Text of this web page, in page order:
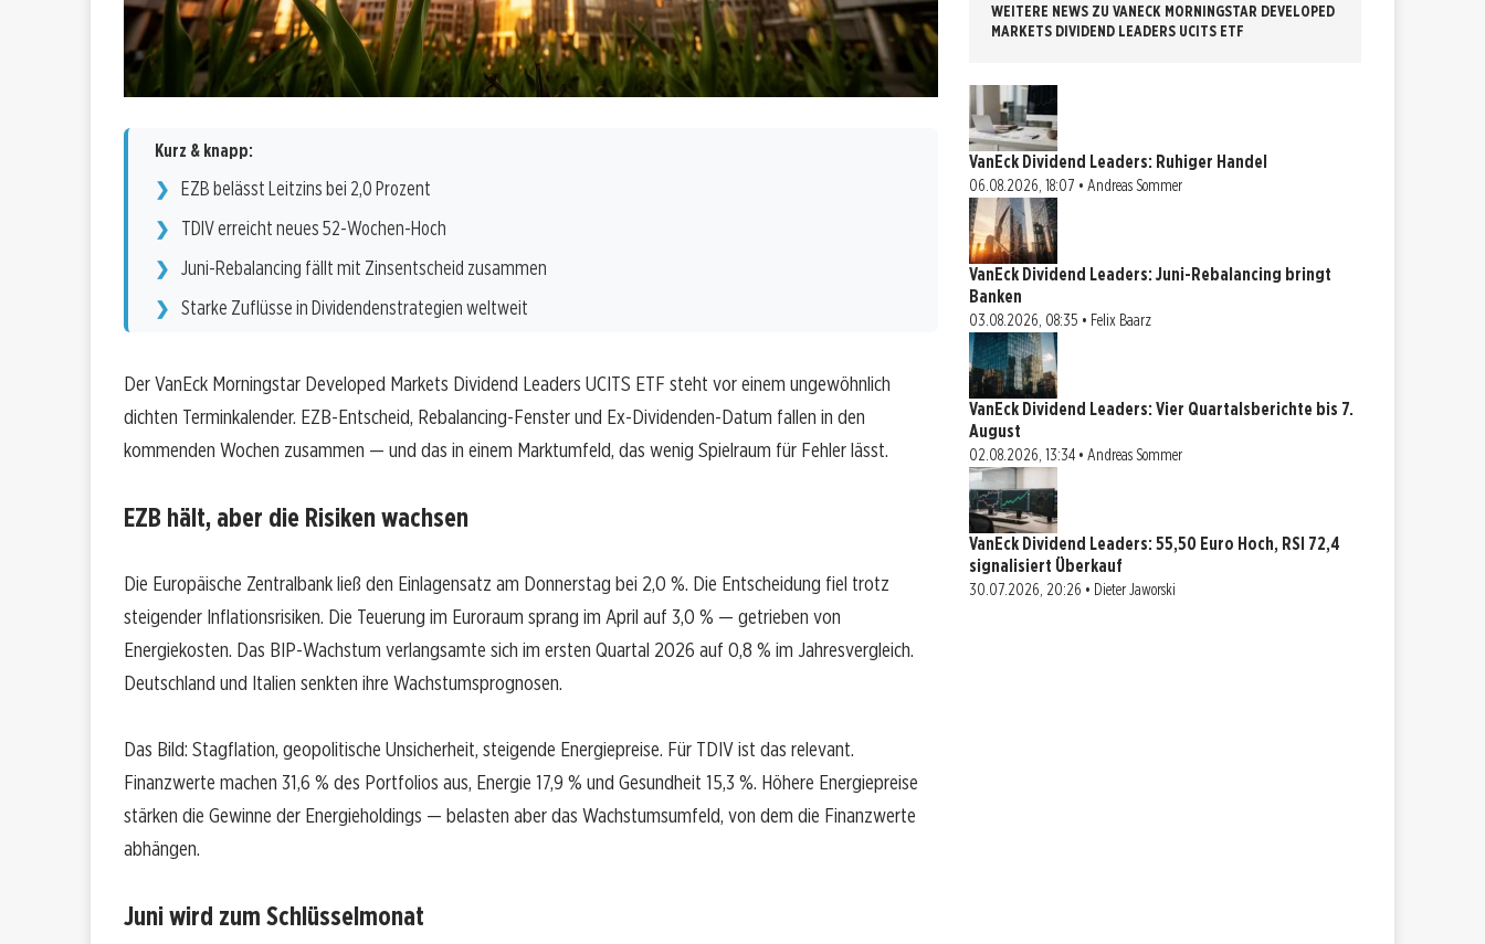
Kurz & knapp:
EZB belässt Leitzins bei 2,0 Prozent
TDIV erreicht neues 52-Wochen-Hoch
Juni-Rebalancing fällt mit Zinsentscheid zusammen
Starke Zuflüsse in Dividendenstrategien weltweit
Der VanEck Morningstar Developed Markets Dividend Leaders UCITS ETF steht vor einem ungewöhnlich
dichten Terminkalender. EZB-Entscheid, Rebalancing-Fenster und Ex-Dividenden-Datum fallen in den
kommenden Wochen zusammen — und das in einem Marktumfeld, das wenig Spielraum für Fehler lässt.
EZB hält, aber die Risiken wachsen
Die Europäische Zentralbank ließ den Einlagensatz am Donnerstag bei 2,0 %. Die Entscheidung fiel trotz
steigender Inflationsrisiken. Die Teuerung im Euroraum sprang im April auf 3,0 % — getrieben von
Energiekosten. Das BIP-Wachstum verlangsamte sich im ersten Quartal 2026 auf 0,8 % im Jahresvergleich.
Deutschland und Italien senkten ihre Wachstumsprognosen.
Das Bild: Stagflation, geopolitische Unsicherheit, steigende Energiepreise. Für TDIV ist das relevant.
Finanzwerte machen 31,6 % des Portfolios aus, Energie 17,9 % und Gesundheit 15,3 %. Höhere Energiepreise
stärken die Gewinne der Energieholdings — belasten aber das Wachstumsumfeld, von dem die Finanzwerte
abhängen.
Juni wird zum Schlüsselmonat
WEITERE NEWS ZU VANECK MORNINGSTAR DEVELOPED
MARKETS DIVIDEND LEADERS UCITS ETF
VanEck Dividend Leaders: Ruhiger Handel
06.08.2026, 18:07 • Andreas Sommer
VanEck Dividend Leaders: Juni-Rebalancing bringt
Banken
03.08.2026, 08:35 • Felix Baarz
VanEck Dividend Leaders: Vier Quartalsberichte bis 7.
August
02.08.2026, 13:34 • Andreas Sommer
VanEck Dividend Leaders: 55,50 Euro Hoch, RSI 72,4
signalisiert Überkauf
30.07.2026, 20:26 • Dieter Jaworski